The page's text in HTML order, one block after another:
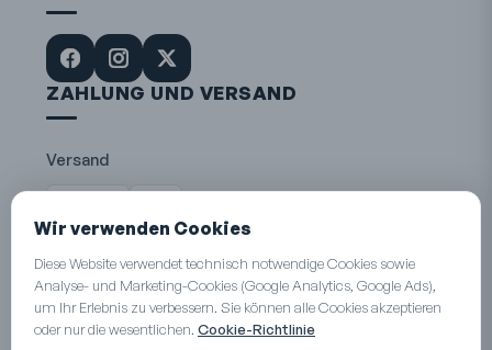
ZAHLUNG UND VERSAND
Versand
Visa Mastercard TWINT
PayPal
PostFinance
Überweisung
Wir verwenden Cookies
Diese Website verwendet technisch notwendige Cookies sowie
Analyse- und Marketing-Cookies (Google Analytics, Google Ads),
um Ihr Erlebnis zu verbessern. Sie können alle Cookies akzeptieren
oder nur die wesentlichen. Cookie-Richtlinie